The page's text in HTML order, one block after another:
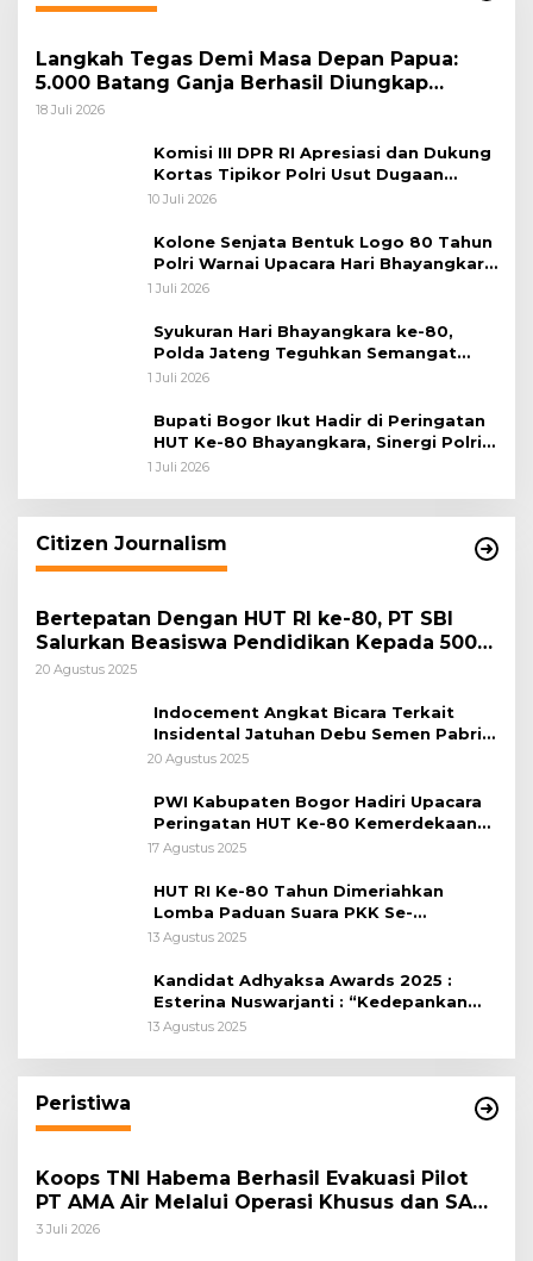
Langkah Tegas Demi Masa Depan Papua:
5.000 Batang Ganja Berhasil Diungkap
Koops TNI Habema
18 Juli 2026
Komisi III DPR RI Apresiasi dan Dukung
Kortas Tipikor Polri Usut Dugaan
Korupsi Batu Bara
10 Juli 2026
Kolone Senjata Bentuk Logo 80 Tahun
Polri Warnai Upacara Hari Bhayangkara
ke-80
1 Juli 2026
Syukuran Hari Bhayangkara ke-80,
Polda Jateng Teguhkan Semangat
Pengabdian dan Pererat Kebersamaan
1 Juli 2026
Bupati Bogor Ikut Hadir di Peringatan
HUT Ke-80 Bhayangkara, Sinergi Polri
dan Pemkab Bogor Jadi Kunci Menjaga
1 Juli 2026
Citizen Journalism
Bertepatan Dengan HUT RI ke-80, PT SBI
Salurkan Beasiswa Pendidikan Kepada 500
Pelajar
20 Agustus 2025
Indocement Angkat Bicara Terkait
Insidental Jatuhan Debu Semen Pabrik
Citeureup
20 Agustus 2025
PWI Kabupaten Bogor Hadiri Upacara
Peringatan HUT Ke-80 Kemerdekaan
RI, di Lapangan Tegar Beriman
17 Agustus 2025
HUT RI Ke-80 Tahun Dimeriahkan
Lomba Paduan Suara PKK Se-
Kabupaten Bogor
13 Agustus 2025
Kandidat Adhyaksa Awards 2025 :
Esterina Nuswarjanti : “Kedepankan
Keadilan Restoratif Wujudkan
13 Agustus 2025
Peristiwa
Koops TNI Habema Berhasil Evakuasi Pilot
PT AMA Air Melalui Operasi Khusus dan SAR
Taktis
3 Juli 2026